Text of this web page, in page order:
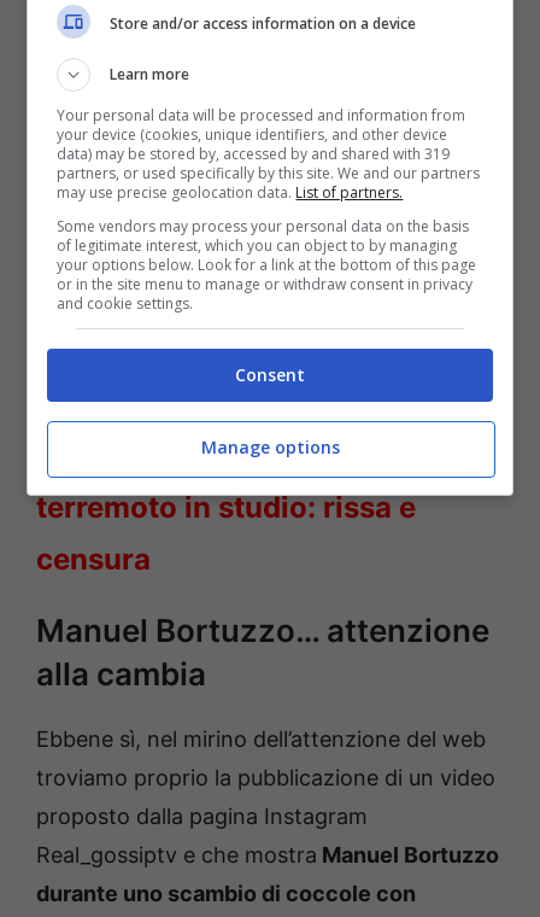
LEGGI ANCHE->Romina Power
in costume irriconoscibile
[FOTO]
LEGGI ANCHE->“Si è tolta le
mutande” | Uomini e Donne
terremoto in studio: rissa e
censura
Manuel Bortuzzo… attenzione
alla cambia
Ebbene sì, nel mirino dell’attenzione del web
troviamo proprio la pubblicazione di un video
proposto dalla pagina Instagram
Real_gossiptv e che mostra Manuel Bortuzzo
durante uno scambio di coccole con
Store and/or access information on a device
Learn more
Your personal data will be processed and information from
your device (cookies, unique identifiers, and other device
data) may be stored by, accessed by and shared with 319
partners, or used specifically by this site. We and our partners
may use precise geolocation data. List of partners.
Some vendors may process your personal data on the basis
of legitimate interest, which you can object to by managing
your options below. Look for a link at the bottom of this page
or in the site menu to manage or withdraw consent in privacy
and cookie settings.
Consent
Manage options